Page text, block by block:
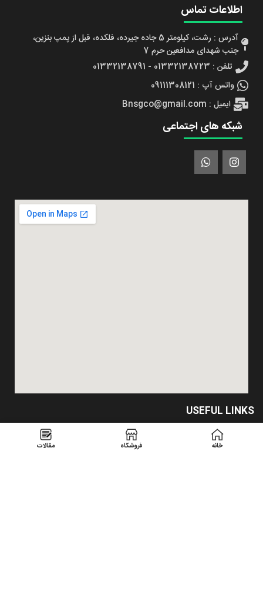
اطلاعات تماس
آدرس : رشت، کیلومتر 5 جاده جیرده، فلکده، قبل از پمپ بنزین،
جنب شهدای مدافعین حرم 7
تلفن : 01332138723 - 01332138791
واتس آپ : 09111308121
ایمیل : Bnsgco@gmail.com
شبکه های اجتماعی
USEFUL LINKS
Privacy Policy
خانه فروشگاه مقالات